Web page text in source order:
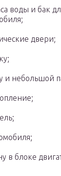
воды и бак
двери;
и небольшой
в блоке